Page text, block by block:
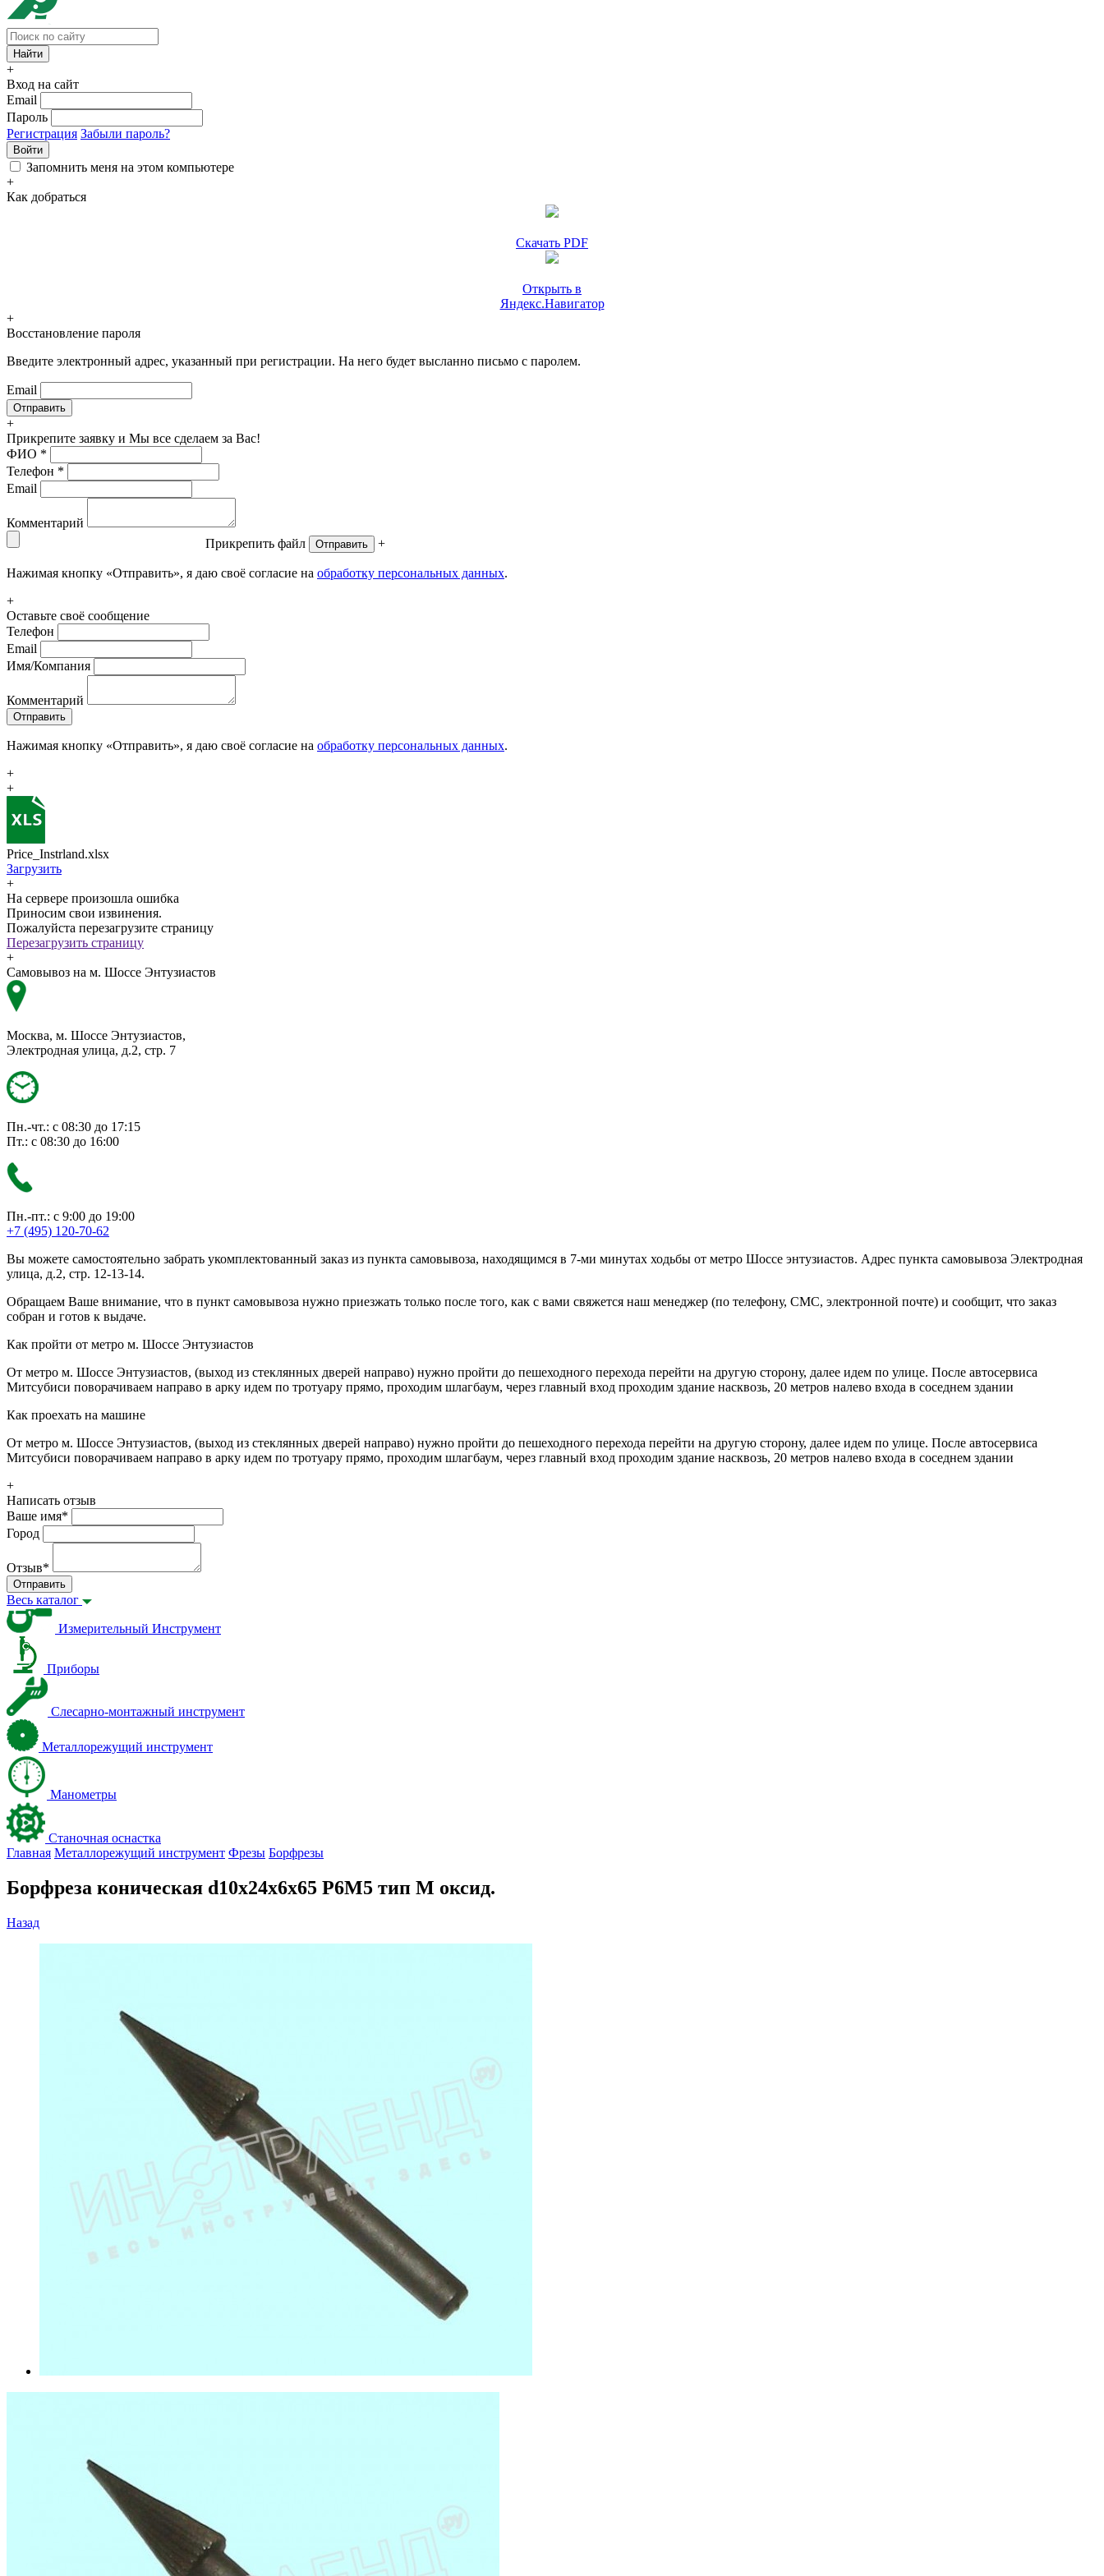
+
Вход на сайт
Email
Пароль
Регистрация Забыли пароль?
Войти
Запомнить меня на этом компьютере
+
Как добраться
Скачать PDF
Открыть в
Яндекс.Навигатор
+
Восстановление пароля
Введите электронный адрес, указанный при регистрации. На него будет высланно письмо с паролем.
Email
+
Прикрепите заявку и Мы все сделаем за Вас!
ФИО *
Телефон *
Email
Комментарий
Прикрепить файл
Отправить +
Нажимая кнопку «Отправить», я даю своё согласие на обработку персональных данных.
+
Оставьте своё сообщение
Телефон
Email
Имя/Компания
Комментарий
Отправить
Нажимая кнопку «Отправить», я даю своё согласие на обработку персональных данных.
+
+
Price_Instrland.xlsx
Загрузить
+
На сервере произошла ошибка
Приносим свои извинения.
Пожалуйста перезагрузите страницу
Перезагрузить страницу
+
Самовывоз на м. Шоссе Энтузиастов
Москва, м. Шоссе Энтузиастов,
Электродная улица, д.2, стр. 7
Пн.-чт.: с 08:30 до 17:15
Пт.: с 08:30 до 16:00
Пн.-пт.: с 9:00 до 19:00
+7 (495) 120-70-62
Вы можете самостоятельно забрать укомплектованный заказ из пункта самовывоза, находящимся в 7-ми минутах ходьбы от метро Шоссе энтузиастов. Адрес пункта самовывоза Электродная
улица, д.2, стр. 12-13-14.
Обращаем Ваше внимание, что в пункт самовывоза нужно приезжать только после того, как с вами свяжется наш менеджер (по телефону, СМС, электронной почте) и сообщит, что заказ
собран и готов к выдаче.
Как пройти от метро м. Шоссе Энтузиастов
От метро м. Шоссе Энтузиастов, (выход из стеклянных дверей направо) нужно пройти до пешеходного перехода перейти на другую сторону, далее идем по улице. После автосервиса
Митсубиси поворачиваем направо в арку идем по тротуару прямо, проходим шлагбаум, через главный вход проходим здание насквозь, 20 метров налево входа в соседнем здании
Как проехать на машине
От метро м. Шоссе Энтузиастов, (выход из стеклянных дверей направо) нужно пройти до пешеходного перехода перейти на другую сторону, далее идем по улице. После автосервиса
Митсубиси поворачиваем направо в арку идем по тротуару прямо, проходим шлагбаум, через главный вход проходим здание насквозь, 20 метров налево входа в соседнем здании
+
Написать отзыв
Ваше имя*
Город
Отзыв*
Отправить
Весь каталог
Измерительный Инструмент
Приборы
Слесарно-монтажный инструмент
Металлорежущий инструмент
Манометры
Станочная оснастка
Главная Металлорежущий инструмент Фрезы Борфрезы
Борфреза коническая d10х24х6х65 Р6М5 тип М оксид.
Назад